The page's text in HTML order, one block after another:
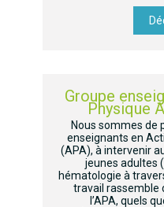
Groupe
Physique
Nous sommes de
enseignants en
(APA), à intervenir
jeunes adultes
hématologie à
travail rassemble
l’APA, quels